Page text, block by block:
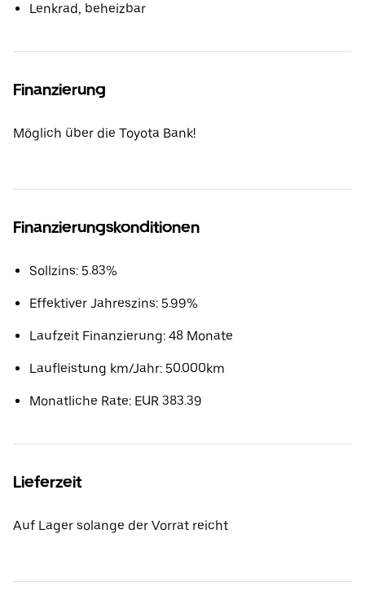
Lenkrad, beheizbar
Finanzierung
Möglich über die Toyota Bank!
Finanzierungskonditionen
Sollzins: 5.83%
Effektiver Jahreszins: 5.99%
Laufzeit Finanzierung: 48 Monate
Laufleistung km/Jahr: 50.000km
Monatliche Rate: EUR 383.39
Lieferzeit
Auf Lager solange der Vorrat reicht